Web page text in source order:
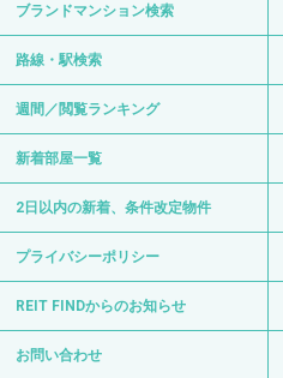
ブランドマンション検索
路線・駅検索
週間／閲覧ランキング
新着部屋一覧
2日以内の新着、条件改定物件
プライバシーポリシー
REIT FINDからのお知らせ
お問い合わせ